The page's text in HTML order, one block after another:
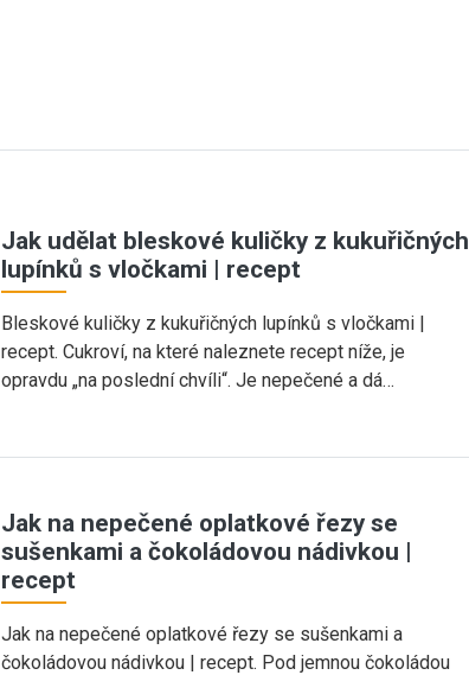
Jak udělat bleskové kuličky z kukuřičných
lupínků s vločkami | recept
Bleskové kuličky z kukuřičných lupínků s vločkami |
recept. Cukroví, na které naleznete recept níže, je
opravdu „na poslední chvíli“. Je nepečené a dá…
Jak na nepečené oplatkové řezy se
sušenkami a čokoládovou nádivkou |
recept
Jak na nepečené oplatkové řezy se sušenkami a
čokoládovou nádivkou | recept. Pod jemnou čokoládou